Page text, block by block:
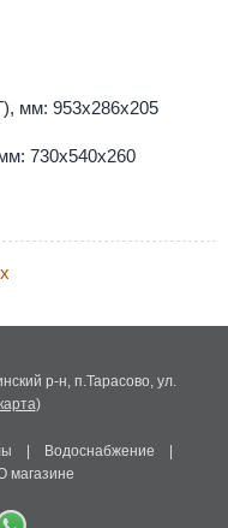
мм: 953х286х205
730х540х260
р-н, п.Тарасово, ул.
)
Водоснабжение
магазине